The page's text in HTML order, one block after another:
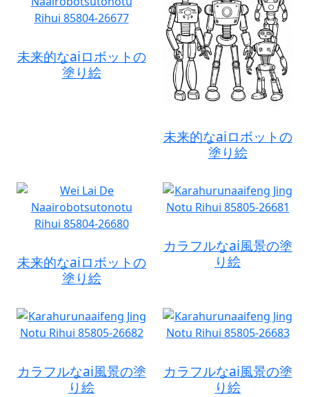
未来的なaiロボットの
塗り絵
未来的なaiロボットの
塗り絵
未来的なaiロボットの
塗り絵
カラフルなai風景の塗
り絵
カラフルなai風景の塗
り絵
カラフルなai風景の塗
り絵